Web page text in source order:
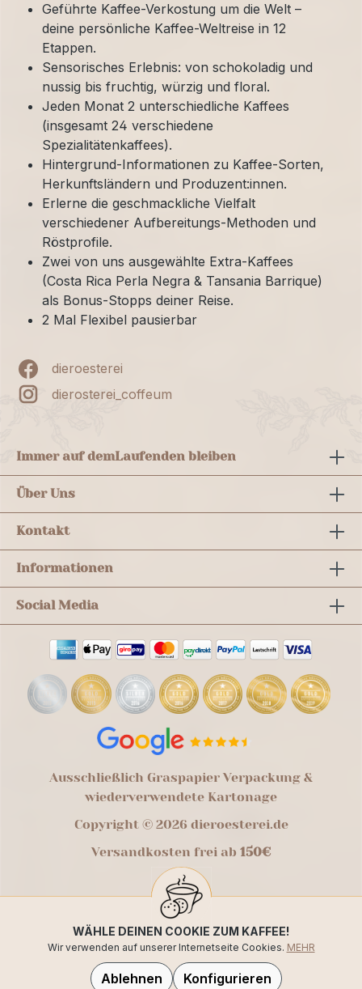
Geführte Kaffee-Verkostung um die Welt –
deine persönliche Kaffee-Weltreise in 12
Etappen.
Sensorisches Erlebnis: von schokoladig und
nussig bis fruchtig, würzig und floral.
Jeden Monat 2 unterschiedliche Kaffees
(insgesamt 24 verschiedene
Spezialitätenkaffees).
Hintergrund-Informationen zu Kaffee-Sorten,
Herkunftsländern und Produzent:innen.
Erlerne die geschmackliche Vielfalt
verschiedener Aufbereitungs-Methoden und
Röstprofile.
Zwei von uns ausgewählte Extra-Kaffees
(Costa Rica Perla Negra & Tansania Barrique)
als Bonus-Stopps deiner Reise.
2 Mal Flexibel pausierbar
dieroesterei
dierosterei_coffeum
Immer auf demLaufenden bleiben
Über Uns
Kontakt
Informationen
Social Media
Ausschließlich Graspapier Verpackung &
wiederverwendete Kartonage
Copyright © 2026 dieroesterei.de
Versandkosten frei ab 150€
WÄHLE DEINEN COOKIE ZUM KAFFEE!
Wir verwenden auf unserer Internetseite Cookies. MEHR
Ablehnen Konfigurieren